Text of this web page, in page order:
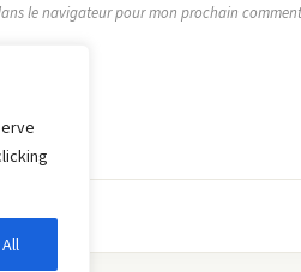
le navigateur pour mon prochain